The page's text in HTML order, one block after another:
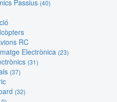
Passius (40)
RC
Electrònica (23)
(31)
(37)
(32)